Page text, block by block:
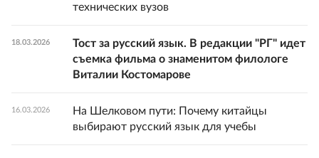
технических вузов
18.03.2026
Тост за русский язык. В редакции "РГ" идет
съемка фильма о знаменитом филологе
Виталии Костомарове
16.03.2026
На Шелковом пути: Почему китайцы
выбирают русский язык для учебы